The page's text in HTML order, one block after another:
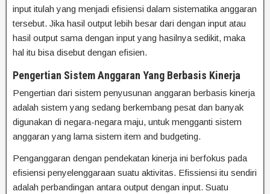
input itulah yang menjadi efisiensi dalam sistematika anggaran
tersebut. Jika hasil output lebih besar dari dengan input atau
hasil output sama dengan input yang hasilnya sedikit, maka
hal itu bisa disebut dengan efisien.
Pengertian Sistem Anggaran Yang Berbasis Kinerja
Pengertian dari sistem penyusunan anggaran berbasis kinerja
adalah sistem yang sedang berkembang pesat dan banyak
digunakan di negara-negara maju, untuk mengganti sistem
anggaran yang lama sistem item and budgeting.
Penganggaran dengan pendekatan kinerja ini berfokus pada
efisiensi penyelenggaraan suatu aktivitas. Efissiensi itu sendiri
adalah perbandingan antara output dengan input. Suatu